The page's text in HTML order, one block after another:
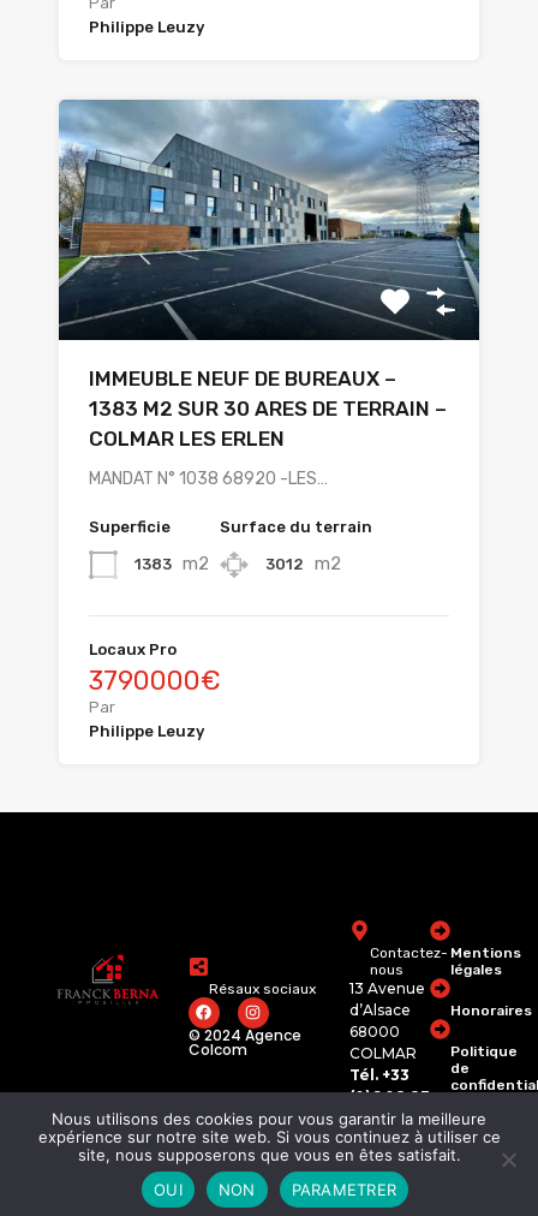
Philippe Leuzy
IMMEUBLE NEUF DE BUREAUX –
1383 M2 SUR 30 ARES DE TERRAIN –
COLMAR LES ERLEN
MANDAT N° 1038 68920 -LES…
Superficie
1383 m2
Surface du terrain
3012 m2
Locaux Pro
3790000€
Par
Philippe Leuzy
Mentions
légales
Honoraires
Politique
de
Contactez-
nous
13 Avenue
d’Alsace
68000
COLMAR
Tél. +33
(0)6 08 83
74 62
Résaux sociaux
© 2024 Agence
Colcom
©2026 Tous les droits Reservés.
Nous utilisons des cookies pour vous garantir la meilleure
expérience sur notre site web. Si vous continuez à utiliser ce
site, nous supposerons que vous en êtes satisfait.
OUI
NON PARAMETRER